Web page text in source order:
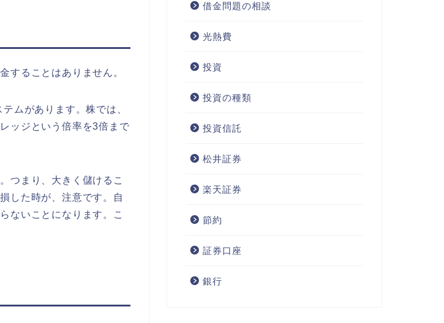
することはありません。
ムがあります。株では、
ッジという倍率を3倍まで
つまり、大きく儲けるこ
した時が、注意です。自
ないことになります。こ
借金問題の相談
光熱費
投資
投資の種類
投資信託
松井証券
楽天証券
節約
証券口座
銀行